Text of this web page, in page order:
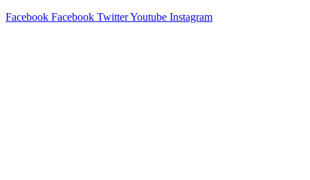
Facebook Facebook TwitterYoutube Instagram